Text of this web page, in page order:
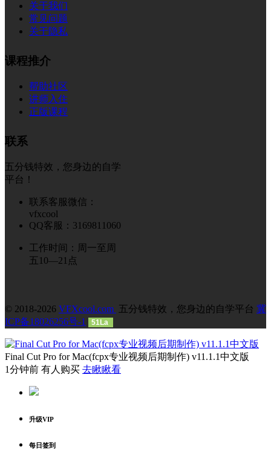
关于我们
常见问题
关于隐私
课程推介
帮助社区
讲师入住
正版课程
联系
五分钱特效，您身边的自学
平台！
联系客服微信：
vfxcool
QQ客服：3169811060
工作时间：周一至周
五10—21点
© 2018-2026 VFXcool.com 五分钱特效，您身边的自学平台 冀
ICP备18026256号-1
51La
Final Cut Pro for Mac(fcpx专业视频后期制作) v11.1.1中文版
1分钟前 有人购买 去瞅瞅看
升级VIP
每日签到